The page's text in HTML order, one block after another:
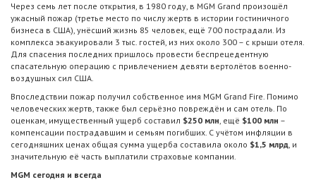
Через семь лет после открытия, в 1980 году, в MGM Grand произошёл
ужасный пожар (третье место по числу жертв в истории гостиничного
бизнеса в США), унёсший жизнь 85 человек, ещё 700 пострадали. Из
комплекса эвакуировали 3 тыс. гостей, из них около 300 – с крыши отеля.
Для спасения последних пришлось провести беспрецедентную
спасательную операцию с привлечением девяти вертолётов военно-
воздушных сил США.
Впоследствии пожар получил собственное имя MGM Grand Fire. Помимо
человеческих жертв, также был серьёзно повреждён и сам отель. По
оценкам, имущественный ущерб составил $250 млн, ещё $100 млн –
компенсации пострадавшим и семьям погибших. С учётом инфляции в
сегодняшних ценах общая сумма ущерба составила около $1,5 млрд, и
значительную её часть выплатили страховые компании.
MGM сегодня и всегда